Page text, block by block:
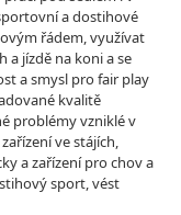
a dostihové
řádem, využívat
jízdě na koni a se
a smysl pro fair play
kvalitě
problémy vzniklé v
ve stájích,
a zařízení pro chov a
sport, vést